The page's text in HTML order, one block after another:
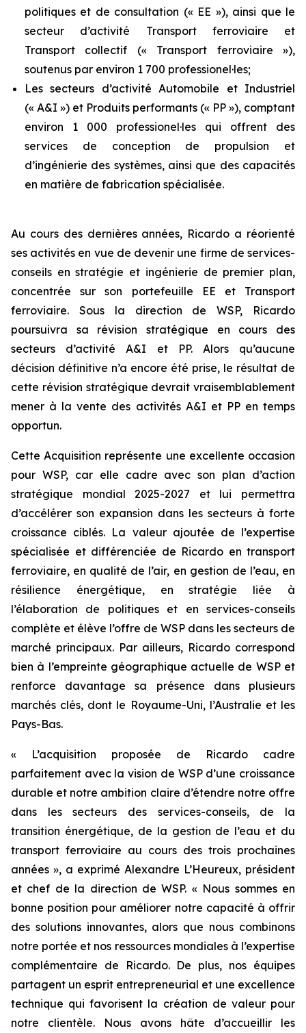
politiques et de consultation (« EE »), ainsi que le
secteur d’activité Transport ferroviaire et
Transport collectif (« Transport ferroviaire »),
soutenus par environ 1 700 professionel·les;
Les secteurs d’activité Automobile et Industriel
(« A&I ») et Produits performants (« PP »), comptant
environ 1 000 professionel·les qui offrent des
services de conception de propulsion et
d’ingénierie des systèmes, ainsi que des capacités
en matière de fabrication spécialisée.
Au cours des dernières années, Ricardo a réorienté
ses activités en vue de devenir une firme de services-
conseils en stratégie et ingénierie de premier plan,
concentrée sur son portefeuille EE et Transport
ferroviaire. Sous la direction de WSP, Ricardo
poursuivra sa révision stratégique en cours des
secteurs d’activité A&I et PP. Alors qu’aucune
décision définitive n’a encore été prise, le résultat de
cette révision stratégique devrait vraisemblablement
mener à la vente des activités A&I et PP en temps
opportun.
Cette Acquisition représente une excellente occasion
pour WSP, car elle cadre avec son plan d’action
stratégique mondial 2025-2027 et lui permettra
d’accélérer son expansion dans les secteurs à forte
croissance ciblés. La valeur ajoutée de l’expertise
spécialisée et différenciée de Ricardo en transport
ferroviaire, en qualité de l’air, en gestion de l’eau, en
résilience énergétique, en stratégie liée à
l’élaboration de politiques et en services-conseils
complète et élève l’offre de WSP dans les secteurs de
marché principaux. Par ailleurs, Ricardo correspond
bien à l’empreinte géographique actuelle de WSP et
renforce davantage sa présence dans plusieurs
marchés clés, dont le Royaume-Uni, l’Australie et les
Pays-Bas.
« L’acquisition proposée de Ricardo cadre
parfaitement avec la vision de WSP d’une croissance
durable et notre ambition claire d’étendre notre offre
dans les secteurs des services-conseils, de la
transition énergétique, de la gestion de l’eau et du
transport ferroviaire au cours des trois prochaines
années », a exprimé Alexandre L’Heureux, président
et chef de la direction de WSP. « Nous sommes en
bonne position pour améliorer notre capacité à offrir
des solutions innovantes, alors que nous combinons
notre portée et nos ressources mondiales à l’expertise
complémentaire de Ricardo. De plus, nos équipes
partagent un esprit entrepreneurial et une excellence
technique qui favorisent la création de valeur pour
notre clientèle. Nous avons hâte d’accueillir les